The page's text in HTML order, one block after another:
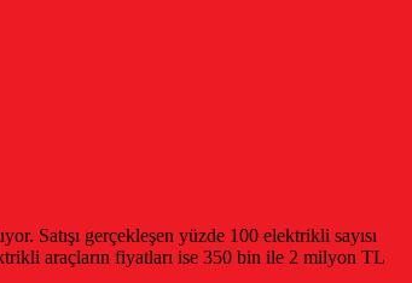
Satışı gerçekleşen yüzde 100 elektrikli sayısı
araçların fiyatları ise 350 bin ile 2 milyon TL